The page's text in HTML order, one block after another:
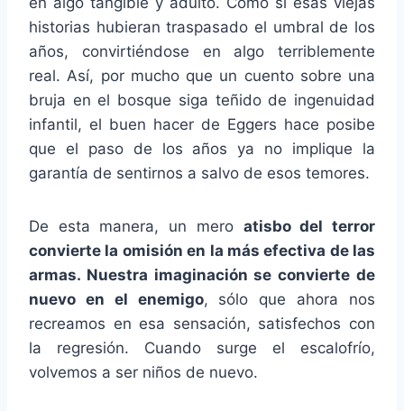
historias hubieran traspasado el umbral de los
años, convirtiéndose en algo terriblemente
real. Así, por mucho que un cuento sobre una
bruja en el bosque siga teñido de ingenuidad
infantil, el buen hacer de Eggers hace posibe
que el paso de los años ya no implique la
garantía de sentirnos a salvo de esos temores.
De esta manera, un mero atisbo del terror
convierte la omisión en la más efectiva de las
armas. Nuestra imaginación se convierte de
nuevo en el enemigo, sólo que ahora nos
recreamos en esa sensación, satisfechos con
la regresión. Cuando surge el escalofrío,
volvemos a ser niños de nuevo.